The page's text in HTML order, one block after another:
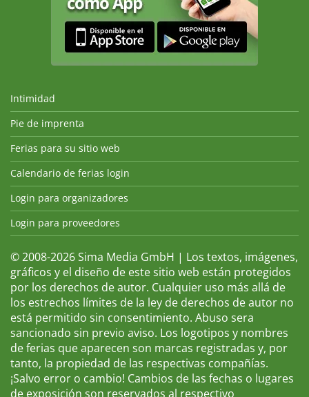
Intimidad
Pie de imprenta
Ferias para su sitio web
Calendario de ferias login
Login para organizadores
Login para proveedores
© 2008-2026 Sima Media GmbH | Los textos, imágenes,
gráficos y el diseño de este sitio web están protegidos
por los derechos de autor. Cualquier uso más allá de
los estrechos límites de la ley de derechos de autor no
está permitido sin consentimiento. Abuso sera
sancionado sin previo aviso. Los logotipos y nombres
de ferias que aparecen son marcas registradas y, por
tanto, la propiedad de las respectivas compañías.
¡Salvo error o cambio! Cambios de las fechas o lugares
de exposición son reservados al respectivo